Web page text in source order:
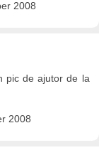
2008
pic de ajutor de la
2008